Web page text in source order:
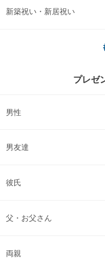
新築祝い・新居祝い
プレゼ
男性
男友達
彼氏
父・お父さん
両親